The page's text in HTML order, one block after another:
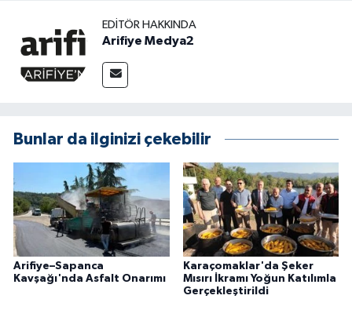
EDITÖR HAKKINDA
Arifiye Medya2
Bunlar da ilginizi çekebilir
Arifiye–Sapanca
Kavşağı'nda Asfalt Onarımı
Karaçomaklar'da Şeker
Mısırı İkramı Yoğun Katılımla
Gerçekleştirildi